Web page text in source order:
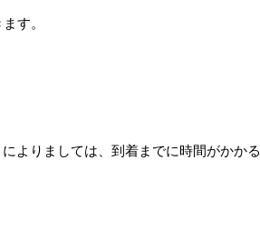
す。
よりましては、到着までに時間がかかる